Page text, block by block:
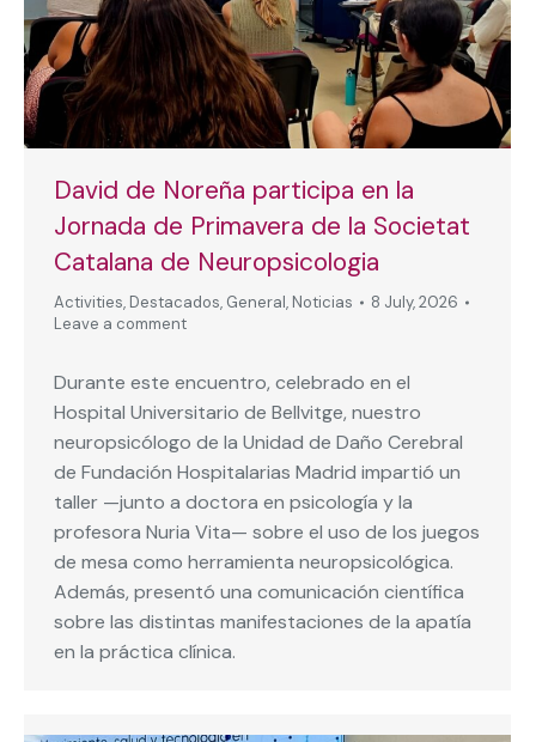
David de Noreña participa en la
Jornada de Primavera de la Societat
Catalana de Neuropsicologia
Activities, Destacados, General, Noticias
8 July, 2026
Leave a comment
Durante este encuentro, celebrado en el
Hospital Universitario de Bellvitge, nuestro
neuropsicólogo de la Unidad de Daño Cerebral
de Fundación Hospitalarias Madrid impartió un
taller —junto a doctora en psicología y la
profesora Nuria Vita— sobre el uso de los juegos
de mesa como herramienta neuropsicológica.
Además, presentó una comunicación científica
sobre las distintas manifestaciones de la apatía
en la práctica clínica.